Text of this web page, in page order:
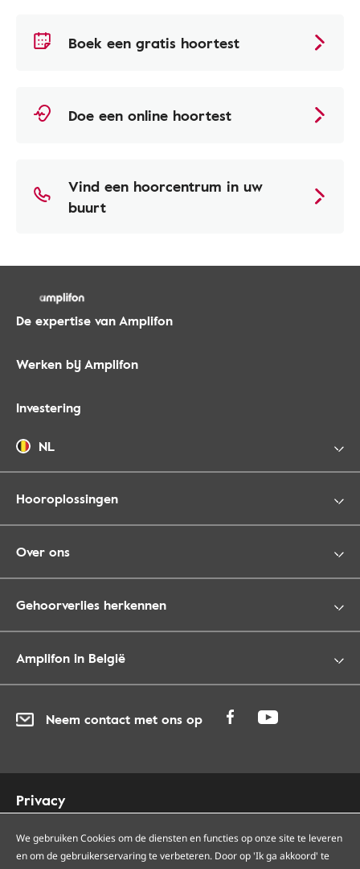
Boek een gratis hoortest
Doe een online hoortest
Vind een hoorcentrum in uw
buurt
De expertise van Amplifon
Werken bij Amplifon
Investering
NL
Hooroplossingen
Over ons
Gehoorverlies herkennen
Amplifon in België
Neem contact met ons op
Privacy
Cookies
Toegankelijkheid
Sitemap
We gebruiken Cookies om de diensten en functies op onze site te leveren
en om de gebruikerservaring te verbeteren. Door op 'Ik ga akkoord' te